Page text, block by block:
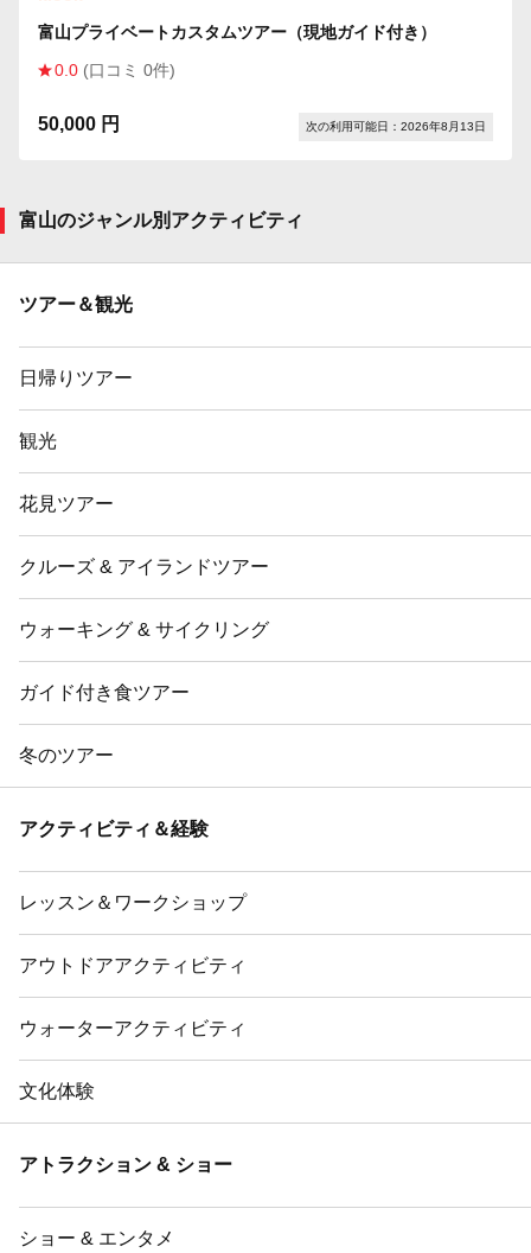
富山プライベートカスタムツアー（現地ガイド付き）
0.0 (口コミ 0件)
50,000 円 次の利用可能日：2026年8月13日
富山のジャンル別アクティビティ
ツアー＆観光
日帰りツアー
観光
花見ツアー
クルーズ & アイランドツアー
ウォーキング & サイクリング
ガイド付き食ツアー
冬のツアー
アクティビティ＆経験
レッスン＆ワークショップ
アウトドアアクティビティ
ウォーターアクティビティ
文化体験
アトラクション & ショー
ショー & エンタメ